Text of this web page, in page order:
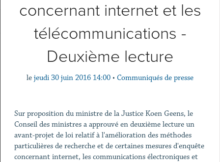
concernant internet et les
télécommunications -
Deuxième lecture
le jeudi 30 juin 2016 14:00 • Communiqués de presse
Sur proposition du ministre de la Justice Koen Geens, le
Conseil des ministres a approuvé en deuxième lecture un
avant-projet de loi relatif à l'amélioration des méthodes
particulières de recherche et de certaines mesures d'enquête
concernant internet, les communications électroniques et